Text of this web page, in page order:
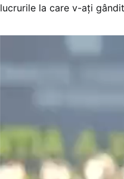
lucrurile la care v-ați